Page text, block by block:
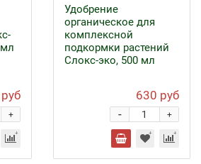
+
Удобрение
органическое для
комплексной
подкормки растений
Слокс-эко, 500 мл
630 руб
+
-